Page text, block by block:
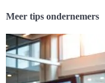
Meer tips ondernemers